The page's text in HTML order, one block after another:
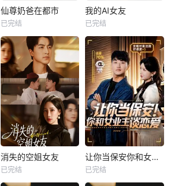
热播
未知
仙尊奶爸在都市
已完结
热播
我的AI女友
未知
我的AI女友
已完结
热播
消失的空姐女友
已完结
热播 让你当保安你和女业主谈恋爱
已完结